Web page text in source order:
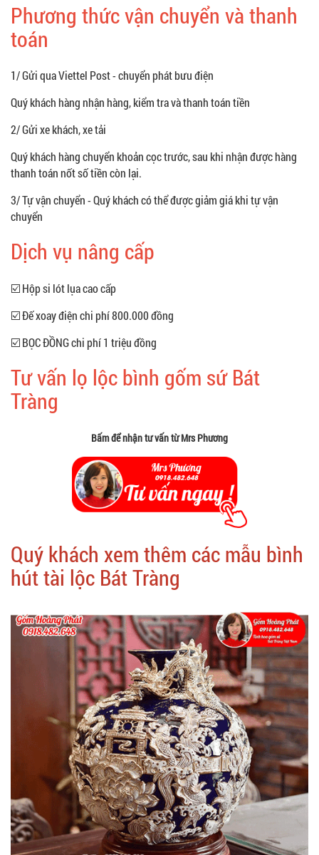
Phương thức vận chuyển và thanh
toán
1/ Gửi qua Viettel Post - chuyển phát bưu điện
Quý khách hàng nhận hàng, kiểm tra và thanh toán tiền
2/ Gửi xe khách, xe tải
Quý khách hàng chuyển khoản cọc trước, sau khi nhận được hàng
thanh toán nốt số tiền còn lại.
3/ Tự vận chuyển - Quý khách có thể được giảm giá khi tự vận
chuyển
Dịch vụ nâng cấp
☑️ Hộp si lót lụa cao cấp
☑️ Đế xoay điện chi phí 800.000 đồng
☑️ BỌC ĐỒNG chi phí 1 triệu đồng
Tư vấn lọ lộc bình gốm sứ Bát
Tràng
Bấm để nhận tư vấn từ Mrs Phương
Quý khách xem thêm các mẫu bình
hút tài lộc Bát Tràng